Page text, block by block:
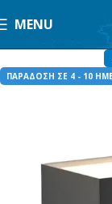
MENU
ΠΑΡΑΔΟΣΗ ΣΕ 4 - 10